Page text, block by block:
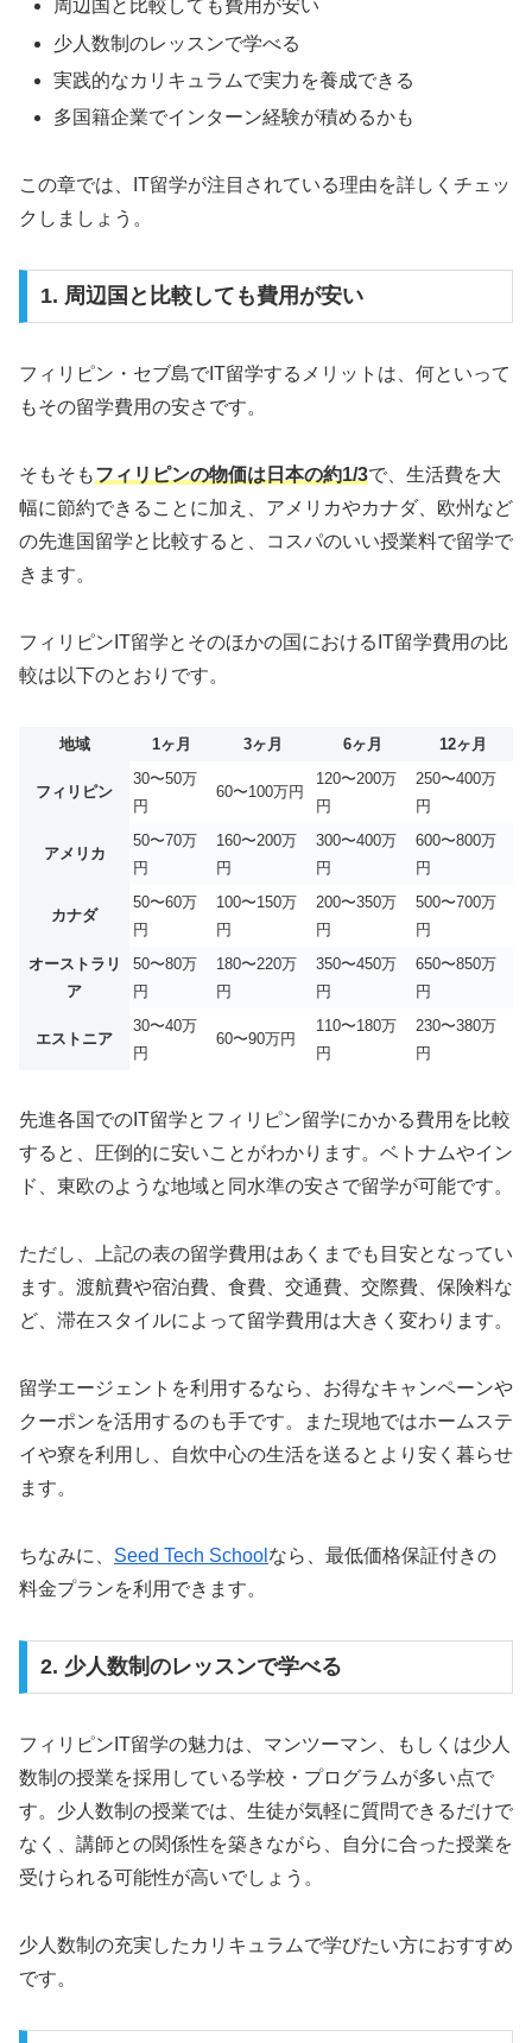
周辺国と比較しても費用が安い
少人数制のレッスンで学べる
実践的なカリキュラムで実力を養成できる
多国籍企業でインターン経験が積めるかも
この章では、IT留学が注目されている理由を詳しくチェッ
クしましょう。
1. 周辺国と比較しても費用が安い
フィリピン・セブ島でIT留学するメリットは、何といって
もその留学費用の安さです。
そもそもフィリピンの物価は日本の約1/3で、生活費を大
幅に節約できることに加え、アメリカやカナダ、欧州など
の先進国留学と比較すると、コスパのいい授業料で留学で
きます。
フィリピンIT留学とそのほかの国におけるIT留学費用の比
較は以下のとおりです。
地域 1ヶ月 3ヶ月 6ヶ月 12ヶ月
フィリピン
30〜50万
円
60〜100万円
120〜200万
円
250〜400万
円
アメリカ
50〜70万
円
160〜200万
円
300〜400万
円
600〜800万
円
カナダ
50〜60万
円
100〜150万
円
200〜350万
円
500〜700万
円
オーストラリ
ア
50〜80万
円
180〜220万
円
350〜450万
円
650〜850万
円
エストニア
30〜40万
円
60〜90万円
110〜180万
円
230〜380万
円
先進各国でのIT留学とフィリピン留学にかかる費用を比較
すると、圧倒的に安いことがわかります。ベトナムやイン
ド、東欧のような地域と同水準の安さで留学が可能です。
ただし、上記の表の留学費用はあくまでも目安となってい
ます。渡航費や宿泊費、食費、交通費、交際費、保険料な
ど、滞在スタイルによって留学費用は大きく変わります。
留学エージェントを利用するなら、お得なキャンペーンや
クーポンを活用するのも手です。また現地ではホームステ
イや寮を利用し、自炊中心の生活を送るとより安く暮らせ
ます。
ちなみに、 Seed Tech School なら、最低価格保証付きの
料金プランを利用できます。
2. 少人数制のレッスンで学べる
フィリピンIT留学の魅力は、マンツーマン、もしくは少人
数制の授業を採用している学校・プログラムが多い点で
す。少人数制の授業では、生徒が気軽に質問できるだけで
なく、講師との関係性を築きながら、自分に合った授業を
受けられる可能性が高いでしょう。
少人数制の充実したカリキュラムで学びたい方におすすめ
です。